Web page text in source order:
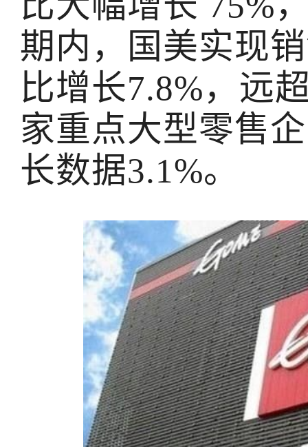
期内，国美实现
比增长7.8%，远
家重点大型零售
长数据3.1%。